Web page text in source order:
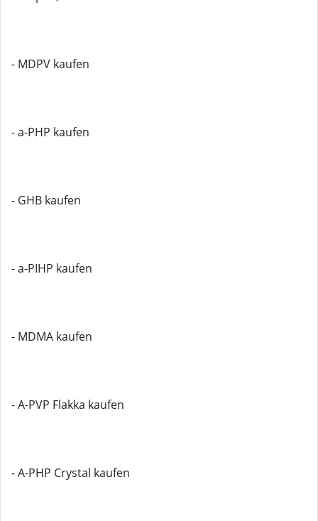
- MDPV kaufen
- a-PHP kaufen
- GHB kaufen
- a-PIHP kaufen
- MDMA kaufen
- A-PVP Flakka kaufen
- A-PHP Crystal kaufen